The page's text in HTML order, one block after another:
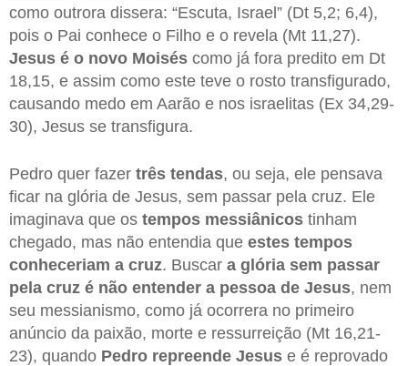
como outrora dissera: “Escuta, Israel” (Dt 5,2; 6,4),
pois o Pai conhece o Filho e o revela (Mt 11,27).
Jesus é o novo Moisés como já fora predito em Dt
18,15, e assim como este teve o rosto transfigurado,
causando medo em Aarão e nos israelitas (Ex 34,29-
30), Jesus se transfigura.
Pedro quer fazer três tendas, ou seja, ele pensava
ficar na glória de Jesus, sem passar pela cruz. Ele
imaginava que os tempos messiânicos tinham
chegado, mas não entendia que estes tempos
conheceriam a cruz. Buscar a glória sem passar
pela cruz é não entender a pessoa de Jesus, nem
seu messianismo, como já ocorrera no primeiro
anúncio da paixão, morte e ressurreição (Mt 16,21-
23), quando Pedro repreende Jesus e é reprovado